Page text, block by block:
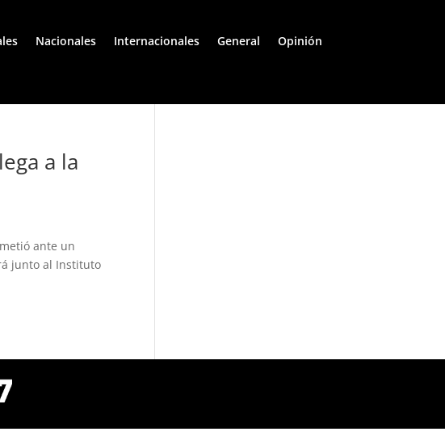
Nacionales Internacionales General Opinión
a la
ante un
junto al Instituto